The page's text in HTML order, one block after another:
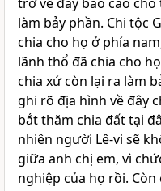
làm bảy phần. Chi tộc
chia cho họ ở phía
lãnh thổ đã chia cho
chia xứ còn lại ra làm
ghi rõ địa hình về đây
bắt thăm chia đất tại
nhiên người Lê-vi sẽ
giữa anh chị em, vì
nghiệp của họ rồi. Còn